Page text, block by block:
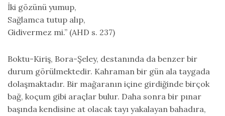
İki gözünü yumup,
Sağlamca tutup alıp,
Gidivermez mi.” (AHD s. 237)
Boktu-Kiriş, Bora-Şeley, destanında da benzer bir
durum görülmektedir. Kahraman bir gün ala taygada
dolaşmaktadır. Bir mağaranın içine girdiğinde birçok
bağ, koçum gibi araçlar bulur. Daha sonra bir pınar
başında kendisine at olacak tayı yakalayan bahadıra,